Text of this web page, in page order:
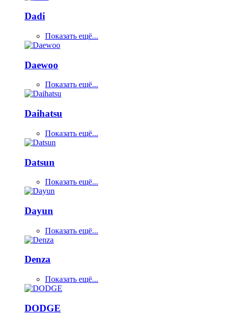
Dadi
Показать ещё...
Daewoo
Показать ещё...
Daihatsu
Показать ещё...
Datsun
Показать ещё...
Dayun
Показать ещё...
Denza
Показать ещё...
DODGE